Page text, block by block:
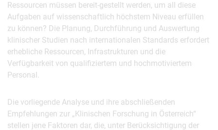
Ressourcen müssen bereit-gestellt werden, um all diese
Aufgaben auf wissenschaftlich höchstem Niveau erfüllen
zu können? Die Planung, Durchführung und Auswertung
klinischer Studien nach internationalen Standards erfordert
erhebliche Ressourcen, Infrastrukturen und die
Verfügbarkeit von qualifiziertem und hochmotiviertem
Personal.
Die vorliegende Analyse und ihre abschließenden
Empfehlungen zur „Klinischen Forschung in Österreich“
stellen jene Faktoren dar, die, unter Berücksichtigung der